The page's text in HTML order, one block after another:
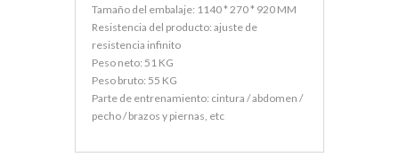
Tamaño del embalaje: 1140 * 270 * 920 MM
Resistencia del producto: ajuste de
resistencia infinito
Peso neto: 51 KG
Peso bruto: 55 KG
Parte de entrenamiento: cintura / abdomen /
pecho / brazos y piernas, etc